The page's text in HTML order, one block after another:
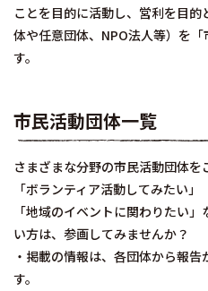
ことを目的に活動し、営利を目
体や任意団体、NPO法人等）を
す。
市民活動団体一覧
さまざまな分野の市民活動団体を
「ボランティア活動してみたい」
「地域のイベントに関わりたい
い方は、参画してみませんか？
・掲載の情報は、各団体から報
す。